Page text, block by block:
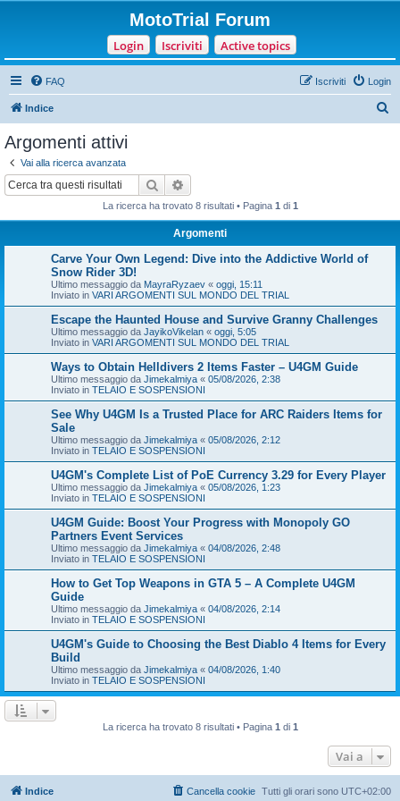
MotoTrial Forum
Login Iscriviti Active topics
FAQ Login
Iscriviti
Indice
Argomenti attivi
Vai alla ricerca avanzata
Cerca
La ricerca ha trovato 8 risultati • Pagina 1 di 1
Argomenti
Carve Your Own Legend: Dive into the Addictive World of
Snow Rider 3D!
Ultimo messaggio da MayraRyzaev « oggi, 15:11
Inviato in VARI ARGOMENTI SUL MONDO DEL TRIAL
Escape the Haunted House and Survive Granny Challenges
Ultimo messaggio da JayikoVikelan « oggi, 5:05
Inviato in VARI ARGOMENTI SUL MONDO DEL TRIAL
Ways to Obtain Helldivers 2 Items Faster – U4GM Guide
Ultimo messaggio da Jimekalmiya « 05/08/2026, 2:38
Inviato in TELAIO E SOSPENSIONI
See Why U4GM Is a Trusted Place for ARC Raiders Items for
Sale
Ultimo messaggio da Jimekalmiya « 05/08/2026, 2:12
Inviato in TELAIO E SOSPENSIONI
U4GM's Complete List of PoE Currency 3.29 for Every Player
Ultimo messaggio da Jimekalmiya « 05/08/2026, 1:23
Inviato in TELAIO E SOSPENSIONI
U4GM Guide: Boost Your Progress with Monopoly GO
Partners Event Services
Ultimo messaggio da Jimekalmiya « 04/08/2026, 2:48
Inviato in TELAIO E SOSPENSIONI
How to Get Top Weapons in GTA 5 – A Complete U4GM
Guide
Ultimo messaggio da Jimekalmiya « 04/08/2026, 2:14
Inviato in TELAIO E SOSPENSIONI
U4GM's Guide to Choosing the Best Diablo 4 Items for Every
Build
Ultimo messaggio da Jimekalmiya « 04/08/2026, 1:40
Inviato in TELAIO E SOSPENSIONI
La ricerca ha trovato 8 risultati • Pagina 1 di 1
Vai a
Indice Tutti gli orari sono UTC+02:00
Cancella cookie